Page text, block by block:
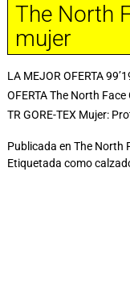
The North
mujer
LA MEJOR OFERTA
OFERTA The North
TR GORE-TEX Mujer:
Publicada en The North
Etiquetada como